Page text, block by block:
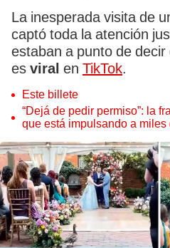
La inesperada visita de
captó toda la atención
estaban a punto de decir
es viral en TikTok.
Este billete
“Dejá de pedir permiso”: la
que está impulsando a